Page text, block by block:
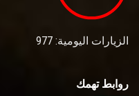
الزيارات اليومية: 977
روابط تهمك